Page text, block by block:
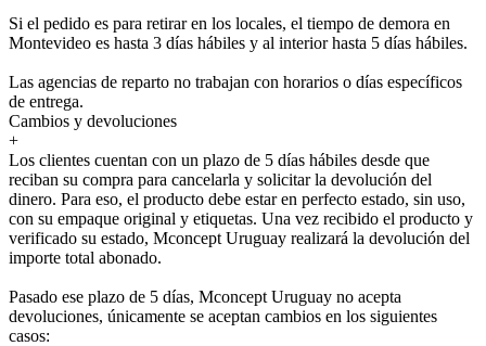
Si el pedido es para retirar en los locales, el tiempo de demora en
Montevideo es hasta 3 días hábiles y al interior hasta 5 días hábiles.
Las agencias de reparto no trabajan con horarios o días específicos
de entrega.
Cambios y devoluciones
+
Los clientes cuentan con un plazo de 5 días hábiles desde que
reciban su compra para cancelarla y solicitar la devolución del
dinero. Para eso, el producto debe estar en perfecto estado, sin uso,
con su empaque original y etiquetas. Una vez recibido el producto y
verificado su estado, Mconcept Uruguay realizará la devolución del
importe total abonado.
Pasado ese plazo de 5 días, Mconcept Uruguay no acepta
devoluciones, únicamente se aceptan cambios en los siguientes
casos: